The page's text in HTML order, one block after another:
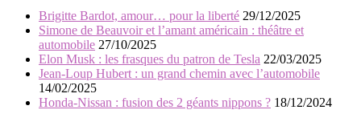
Brigitte Bardot, amour… pour la liberté 29/12/2025
Simone de Beauvoir et l’amant américain : théâtre et
automobile 27/10/2025
Elon Musk : les frasques du patron de Tesla 22/03/2025
Jean-Loup Hubert : un grand chemin avec l’automobile
14/02/2025
Honda-Nissan : fusion des 2 géants nippons ? 18/12/2024